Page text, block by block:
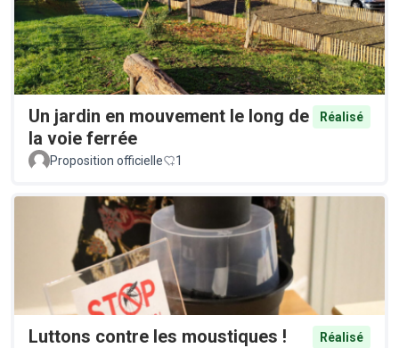
Un jardin en mouvement le long de
la voie ferrée
Réalisé
Proposition officielle 1
Luttons contre les moustiques !
Réalisé